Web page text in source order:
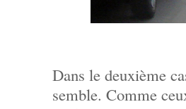
Dans le deuxième
semble. Comme